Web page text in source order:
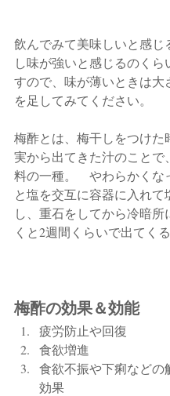
飲んでみて美味しいと感じ
し味が強いと感じるのくら
すので、味が薄いときは大
を足してみてください。
梅酢とは、梅干しをつけた
実から出てきた汁のことで
料の一種。　やわらかくな
と塩を交互に容器に入れて
し、重石をしてから冷暗所
くと2週間くらいで出てくる
梅酢の効果＆効能
疲労防止や回復
食欲増進
食欲不振や下痢などの
効果